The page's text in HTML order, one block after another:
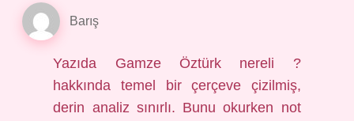
Barış
Yazıda Gamze Öztürk nereli ?
hakkında temel bir çerçeve çizilmiş,
derin analiz sınırlı. Bunu okurken not